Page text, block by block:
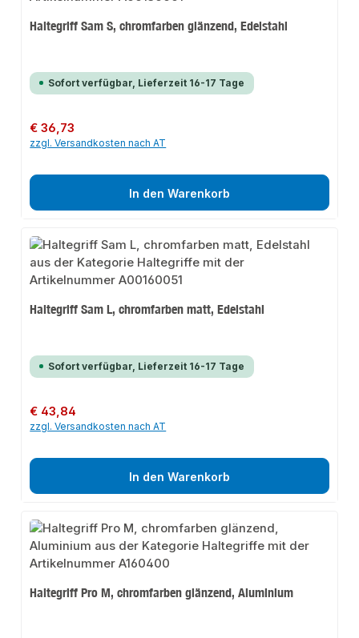
Haltegriff Sam S, chromfarben glänzend, Edelstahl
Sofort verfügbar, Lieferzeit 16-17 Tage
Regulärer Preis:
€ 36,73
zzgl. Versandkosten nach AT
In den Warenkorb
Haltegriff Sam L, chromfarben matt, Edelstahl
Sofort verfügbar, Lieferzeit 16-17 Tage
Regulärer Preis:
€ 43,84
zzgl. Versandkosten nach AT
In den Warenkorb
Haltegriff Pro M, chromfarben glänzend, Aluminium